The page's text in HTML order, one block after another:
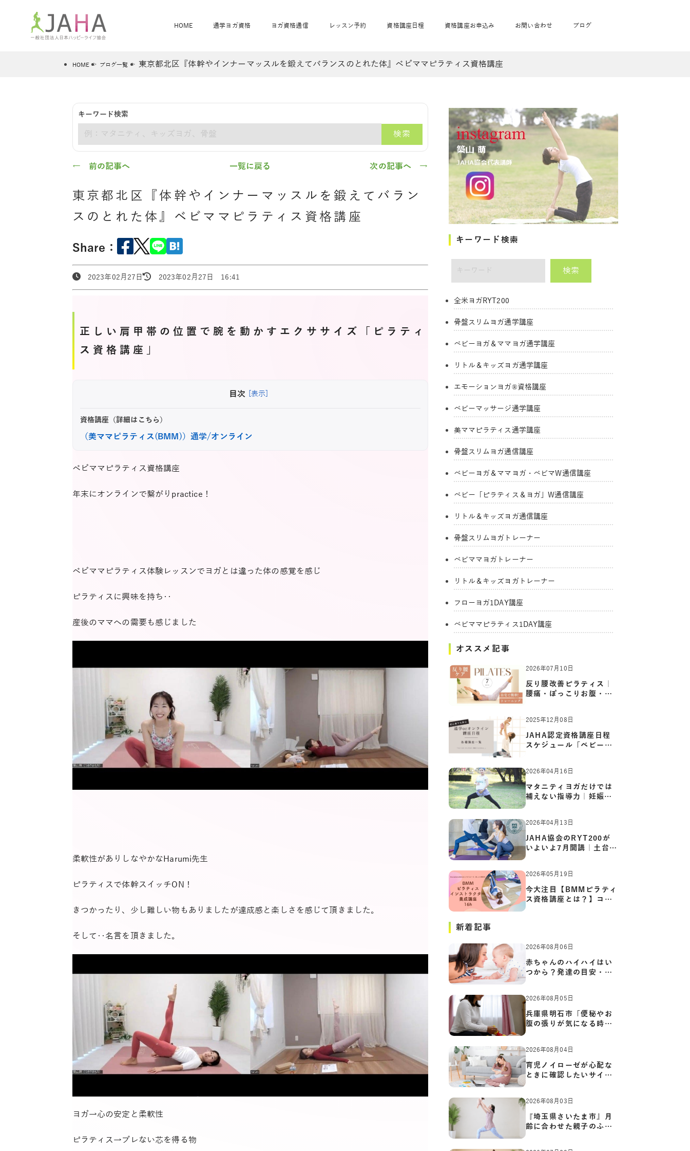
HOME
JAHAについて JAHAヨガスタジオ概要 直営校ブログ
通学ヨガ資格
JAHA資格講座一覧 卒業生の声 養成講座お申込み
リトル＆キッズヨガ通学
エモーションヨガ®通学
ベビーマッサージ通学
美ママピラティス通学
ヨガ資格通信
骨盤スリムヨガ®通信 ベビママヨガW通信 ベビー「ピラティス＆ヨガ」W通信 リトル＆キッズヨガ通信
レッスン予約
ヨガレッスンカレンダー オンラインヨガ詳細 出張ヨガ・オフィスヨガ
ベビママヨガ
ベビーチャクラマッサージ
JAHAnavi Lesson
資格講座日程
全米ヨガRYT200
骨盤スリムヨガ
®
オンライン講座
資格講座お申込み お問い合わせ ブログ
HOME ブログ一覧 東京都北区『体幹やインナーマッスルを鍛えてバランスのとれた体』ベビママピラティス資格講座
キーワード検索
検索
← 前の記事へ 一覧に戻る 次の記事へ →
東京都北区『体幹やインナーマッスルを鍛えてバラン
スのとれた体』ベビママピラティス資格講座
Share：
2023年02月27日 2023年02月27日 16:41
正しい肩甲帯の位置で腕を動かすエクササイズ「ピラティ
ス資格講座」
目次 [表示]
資格講座（詳細はこちら）
（美ママピラティス(BMM)）通学/オンライン
ベビママピラティス資格講座
年末にオンラインで繋がりpractice！
ベビママピラティス体験レッスンでヨガとは違った体の感覚を感じ
ピラティスに興味を持ち‥
産後のママへの需要も感じました
柔軟性がありしなやかなHarumi先生
ピラティスで体幹スイッチON！
きつかったり、少し難しい物もありましたが達成感と楽しさを感じて頂きました。
そして‥名言を頂きました。
ヨガ→心の安定と柔軟性
ピラティス→ブレない芯を得る物
キーワード検索
検索
全米ヨガRYT200
骨盤スリムヨガ通学講座
ベビーヨガ＆ママヨガ通学講座
リトル＆キッズヨガ通学講座
エモーションヨガ®資格講座
ベビーマッサージ通学講座
美ママピラティス通学講座
骨盤スリムヨガ通信講座
ベビーヨガ＆ママヨガ・ベビマW通信講座
ベビー「ピラティス＆ヨガ」W通信講座
リトル＆キッズヨガ通信講座
骨盤スリムヨガトレーナー
ベビママヨガトレーナー
リトル＆キッズヨガトレーナー
フローヨガ1DAY講座
ベビママピラティス1DAY講座
オススメ記事
2026年07月10日
反り腰改善ピラティス｜
腰痛・ぽっこりお腹・姿
2025年12月08日
JAHA認定資格講座日程
スケジュール「ベビーヨ
2026年04月16日
マタニティヨガだけでは
補えない指導力｜妊娠期
の体…
2026年04月13日
JAHA協会のRYT200が
いよいよ7月開講｜土台か
ら応用ま…
2026年05月19日
今大注目【BMMピラティ
ス資格講座とは？】コア
からカ…
新着記事
2026年08月06日
赤ちゃんのハイハイはい
つから？発達の目安・練
習方…
2026年08月05日
兵庫県明石市「便秘やお
腹の張りが気になる時に
知っ…
2026年08月04日
育児ノイローゼが心配な
ときに確認したいサイン
と心…
2026年08月03日
『埼玉県さいたま市』月
齢に合わせた親子のふれ
あい…